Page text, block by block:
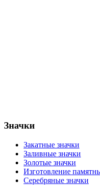
Значки
Закатные значки
Заливные значки
Золотые значки
Изготовление
Серебряные значки